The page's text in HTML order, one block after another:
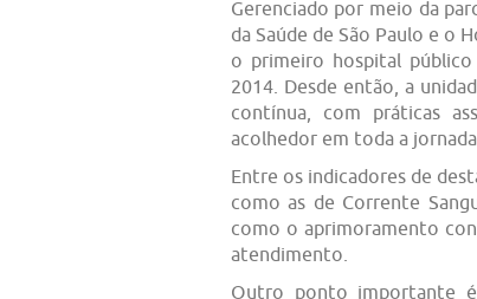
Gerenciado por meio da
da Saúde de São Paulo e o
o primeiro hospital público
2014. Desde então, a
contínua, com práticas
acolhedor em toda a
Entre os indicadores de
como as de Corrente
como o aprimoramento
atendimento.
Outro ponto importante